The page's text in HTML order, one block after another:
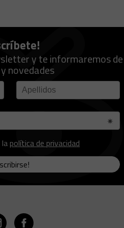
y te informaremos de
novedades
política de privacidad